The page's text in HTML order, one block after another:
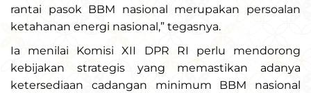
rantai pasok BBM nasional merupakan persoalan
ketahanan energi nasional,” tegasnya.
Ia menilai Komisi XII DPR RI perlu mendorong
kebijakan strategis yang memastikan adanya
ketersediaan cadangan minimum BBM nasional